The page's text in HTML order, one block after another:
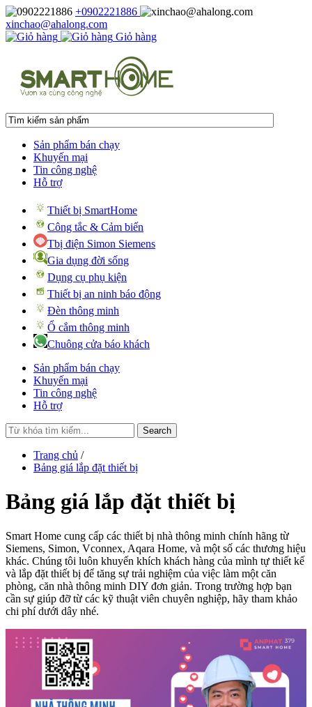
+0902221886
xinchao@ahalong.com
Giỏ hàng
Sản phẩm bán chạy
Khuyến mại
Tin công nghệ
Hỗ trợ
Thiết bị SmartHome
Công tắc & Cảm biến
Tbị điện Simon Siemens
Gia dụng đời sống
Dụng cụ phụ kiện
Thiết bị an ninh báo động
Đèn thông minh
Ổ cắm thông minh
Chuông cửa báo khách
Sản phẩm bán chạy
Khuyến mại
Tin công nghệ
Hỗ trợ
Search
Trang chủ /
Bảng giá lắp đặt thiết bị
Bảng giá lắp đặt thiết bị
Smart Home cung cấp các thiết bị nhà thông minh chính hãng từ
Siemens, Simon, Vconnex, Aqara Home, và một số các thương hiệu
khác. Chúng tôi luôn khuyến khích khách hàng của mình tự thiết kế
và lắp đặt thiết bị để tăng sự trải nghiệm của việc làm một căn
phòng, căn nhà thông minh DIY đơn giản. Trong trường hợp bạn
cần sự giúp đỡ từ các kỹ thuật viên chuyên nghiệp, hãy tham khảo
chi phí dưới dây nhé.